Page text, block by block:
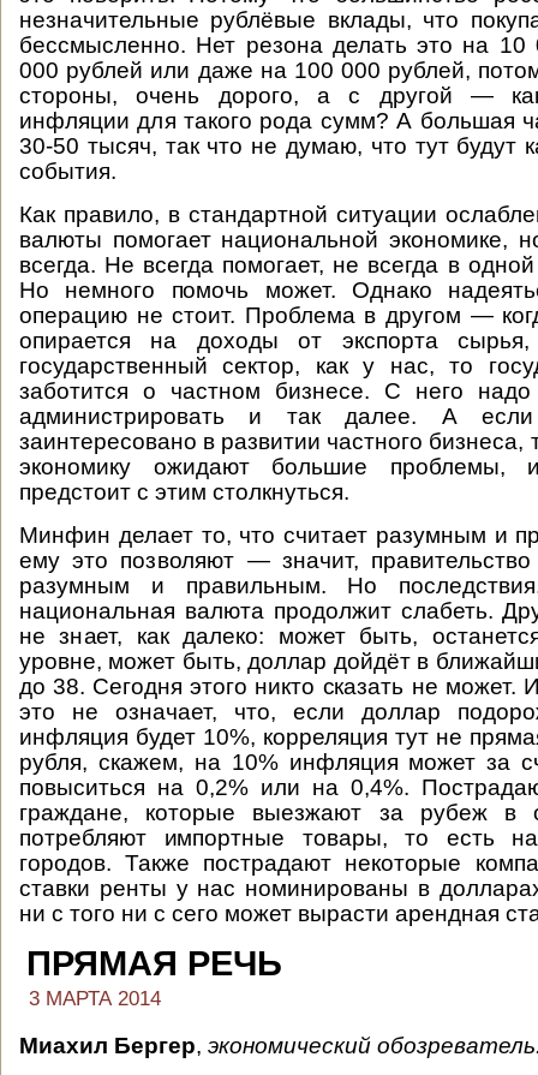
незначительные рублёвые вклады, что
бессмысленно. Нет резона делать это на
000 рублей или даже на 100 000 рублей,
стороны, очень дорого, а с другой —
инфляции для такого рода сумм? А большая
30-50 тысяч, так что не думаю, что тут будут
события.
Как правило, в стандартной ситуации
валюты помогает национальной экономике,
всегда. Не всегда помогает, не всегда в
Но немного помочь может. Однако
операцию не стоит. Проблема в другом —
опирается на доходы от экспорта сырья,
государственный сектор, как у нас, то
заботится о частном бизнесе. С него надо
администрировать и так далее. А если
заинтересовано в развитии частного бизнеса,
экономику ожидают большие
предстоит с этим столкнуться.
Минфин делает то, что считает разумным и
ему это позволяют — значит,
разумным и правильным. Но
национальная валюта продолжит слабеть.
не знает, как далеко: может быть,
уровне, может быть, доллар дойдёт в
до 38. Сегодня этого никто сказать не может.
это не означает, что, если доллар
инфляция будет 10%, корреляция тут не
рубля, скажем, на 10% инфляция может за
повыситься на 0,2% или на 0,4%.
граждане, которые выезжают за рубеж в
потребляют импортные товары, то есть
городов. Также пострадают некоторые
ставки ренты у нас номинированы в
ни с того ни с сего может вырасти арендная
ПРЯМАЯ РЕЧЬ
3 МАРТА 2014
Миахил Бергер, экономический